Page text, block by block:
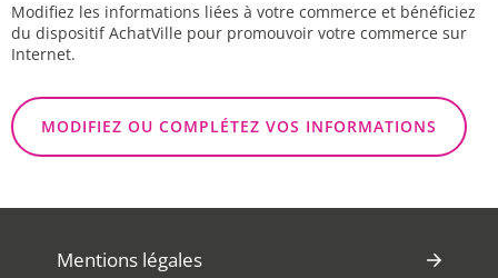
Modifiez les informations liées à votre commerce et bénéficiez
du dispositif AchatVille pour promouvoir votre commerce sur
Internet.
MODIFIEZ OU COMPLÉTEZ VOS INFORMATIONS
Mentions légales